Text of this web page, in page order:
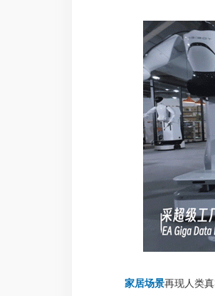
家居场景再现人类